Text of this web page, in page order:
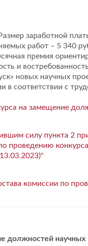
заработной
работ – 5 340
премия
и
новых научных
в соответствии с
на замещение
силу пункта 2
проведению
комиссии по
должностей научных